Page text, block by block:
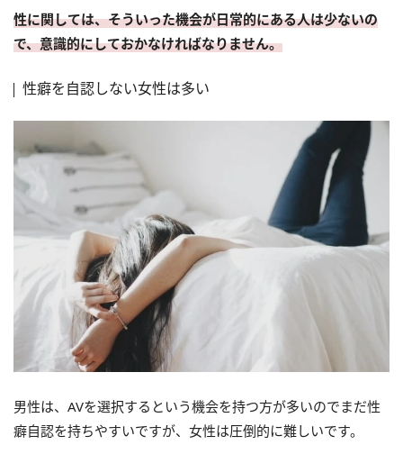
性に関しては、そういった機会が日常的にある人は少ないの
で、意識的にしておかなければなりません。
性癖を自認しない女性は多い
男性は、AVを選択するという機会を持つ方が多いのでまだ性
癖自認を持ちやすいですが、女性は圧倒的に難しいです。